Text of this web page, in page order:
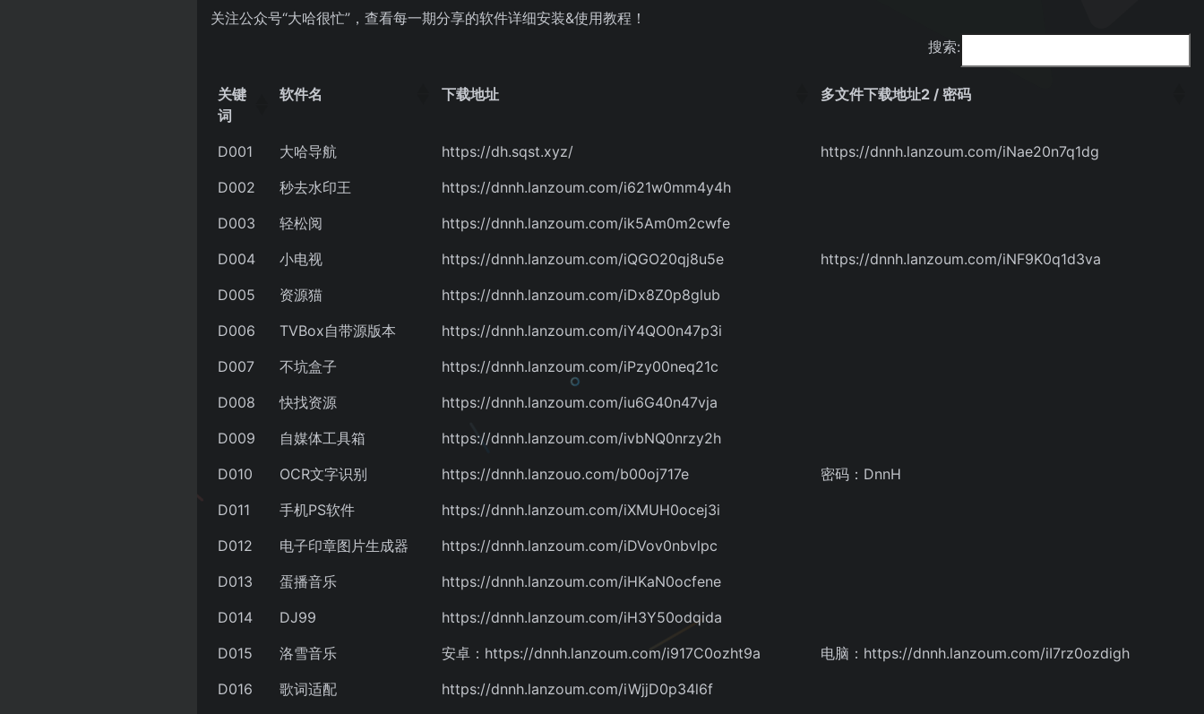
关注公众号“大哈很忙”，查看每一期分享的软件详细安装&使用教程！
搜索:
关键
词
软件名 下载地址 多文件下载地址2 / 密码
关键
软件名 下载地址 多文件下载地址2 / 密码
D001 大哈导航 https://dh.sqst.xyz/
https://dnnh.lanzoum.com/iNae20n7q1dg
D002
秒去水印王
https://dnnh.lanzoum.com/i621w0mm4y4h
D003
轻松阅
https://dnnh.lanzoum.com/ik5Am0m2cwfe
D004
小电视 https://dnnh.lanzoum.com/iQGO20qj8u5e
https://dnnh.lanzoum.com/iNF9K0q1d3va
D005
资源猫
https://dnnh.lanzoum.com/iDx8Z0p8glub
D006
TVBox自带源版本
https://dnnh.lanzoum.com/iY4QO0n47p3i
D007
不坑盒子
https://dnnh.lanzoum.com/iPzy00neq21c
D008
快找资源
https://dnnh.lanzoum.com/iu6G40n47vja
D009
自媒体工具箱
https://dnnh.lanzoum.com/ivbNQ0nrzy2h
D010
OCR文字识别 https://dnnh.lanzouo.com/b00oj717e
密码：DnnH
D011
手机PS软件
https://dnnh.lanzoum.com/iXMUH0ocej3i
D012
电子印章图片生成器
https://dnnh.lanzoum.com/iDVov0nbvlpc
D013
蛋播音乐
https://dnnh.lanzoum.com/iHKaN0ocfene
D014
DJ99
https://dnnh.lanzoum.com/iH3Y50odqida
D015
洛雪音乐 安卓：https://dnnh.lanzoum.com/i917C0ozht9a
电脑：https://dnnh.lanzoum.com/iI7rz0ozdigh
D016
歌词适配
https://dnnh.lanzoum.com/iWjjD0p34l6f